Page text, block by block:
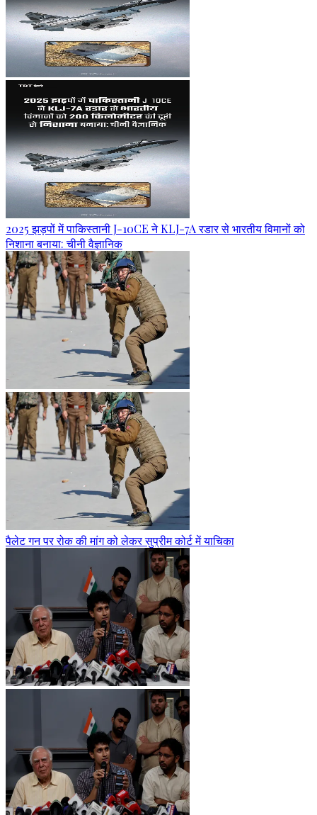
2025 झड़पों में पाकिस्तानी J-10CE ने KLJ-7A रडार से भारतीय विमानों को
निशाना बनाया: चीनी वैज्ञानिक
पैलेट गन पर रोक की मांग को लेकर सुप्रीम कोर्ट में याचिका